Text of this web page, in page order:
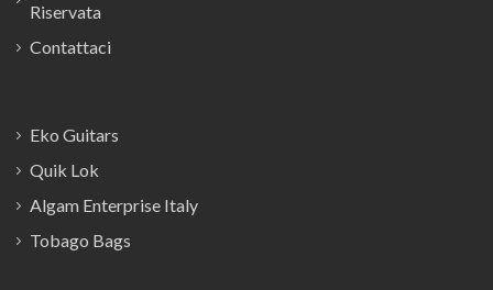
Riservata
Contattaci
Eko Guitars
Quik Lok
Algam Enterprise Italy
Tobago Bags